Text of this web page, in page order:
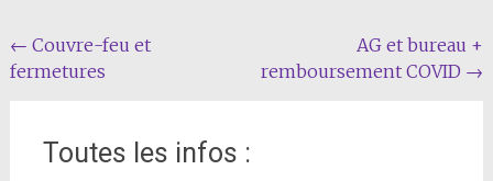
Navigation
de
← Couvre-feu et
fermetures
AG et bureau +
remboursement COVID →
Toutes les infos :